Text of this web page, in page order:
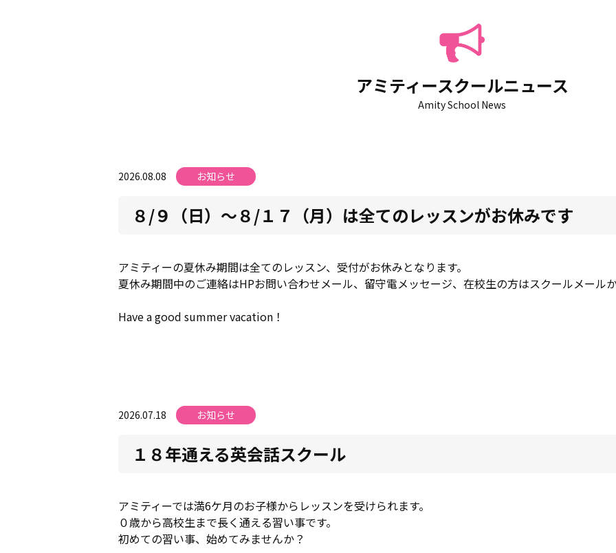
アミティースクールニュース
Amity School News
2026.08.08 お知らせ
８/９（日）～８/１７（月）は全てのレッスンがお休みです
アミティーの夏休み期間は全てのレッスン、受付がお休みとなります。
夏休み期間中のご連絡はHPお問い合わせメール、留守電メッセージ、在校生の方はスクールメール
Have a good summer vacation！
2026.07.18 お知らせ
１８年通える英会話スクール
アミティーでは満6ケ月のお子様からレッスンを受けられます。
０歳から高校生まで長く通える習い事です。
初めての習い事、始めてみませんか？